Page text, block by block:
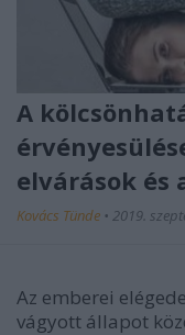
A
elvárások és
Kovács Tünde • 2019.
Az emberei
vágyott állapot